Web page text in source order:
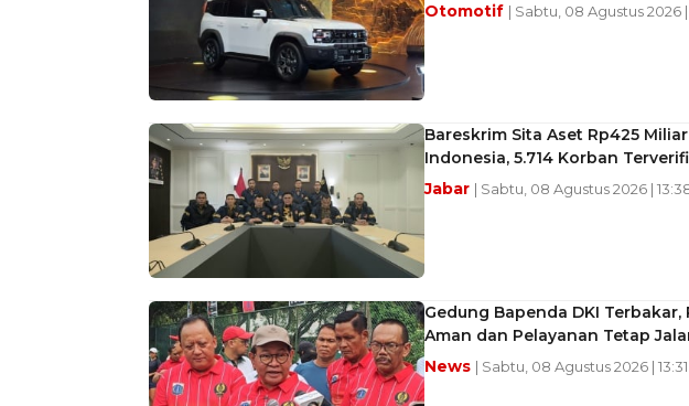
Otomotif | Sabtu, 08 Agustus 2026 |
Bareskrim Sita Aset Rp425
Indonesia, 5.714 Korban
Jabar | Sabtu, 08 Agustus 2026 |
Gedung Bapenda DKI
Aman dan Pelayanan Tetap
News | Sabtu, 08 Agustus 2026 |